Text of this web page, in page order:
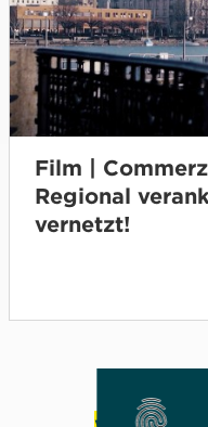
Film |
Regional
vernetzt!